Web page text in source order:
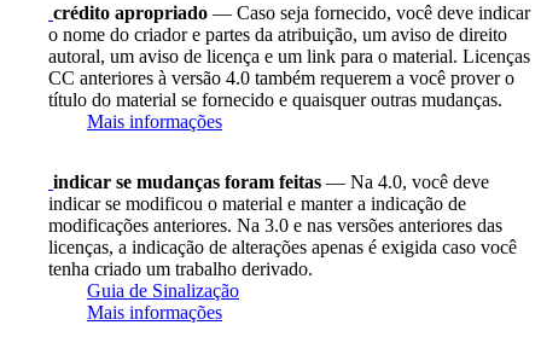
crédito apropriado — Caso seja fornecido, você deve indicar
o nome do criador e partes da atribuição, um aviso de direito
autoral, um aviso de licença e um link para o material. Licenças
CC anteriores à versão 4.0 também requerem a você prover o
título do material se fornecido e quaisquer outras mudanças.
Mais informações
indicar se mudanças foram feitas — Na 4.0, você deve
indicar se modificou o material e manter a indicação de
modificações anteriores. Na 3.0 e nas versões anteriores das
licenças, a indicação de alterações apenas é exigida caso você
tenha criado um trabalho derivado.
Guia de Sinalização
Mais informações